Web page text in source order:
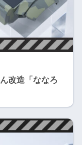
改造「ななろ